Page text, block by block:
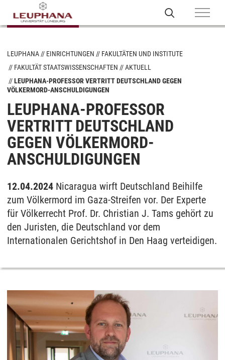
LEUPHANA EINRICHTUNGEN
FAKULTÄTEN UND INSTITUTE
FAKULTÄT STAATSWISSENSCHAFTEN
AKTUELL
LEUPHANA-PROFESSOR VERTRITT DEUTSCHLAND GEGEN
VÖLKERMORD-ANSCHULDIGUNGEN
LEUPHANA-PROFESSOR
VERTRITT DEUTSCHLAND
GEGEN VÖLKERMORD-
ANSCHULDIGUNGEN
12.04.2024 Nicaragua wirft Deutschland Beihilfe
zum Völkermord im Gaza-Streifen vor. Der Experte
für Völkerrecht Prof. Dr. Christian J. Tams gehört zu
den Juristen, die Deutschland vor dem
Internationalen Gerichtshof in Den Haag verteidigen.